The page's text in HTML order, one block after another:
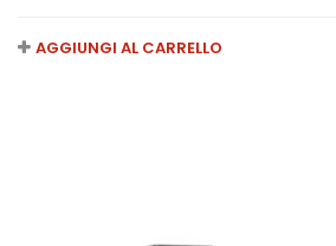
AGGIUNGI AL CARRELLO